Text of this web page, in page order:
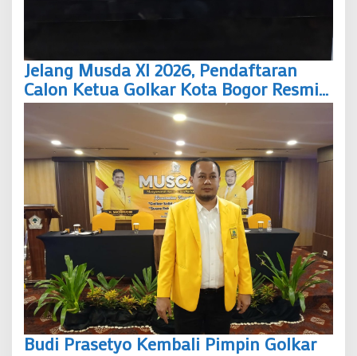
Jelang Musda XI 2026, Pendaftaran
Calon Ketua Golkar Kota Bogor Resmi
Dibuka
Budi Prasetyo Kembali Pimpin Golkar